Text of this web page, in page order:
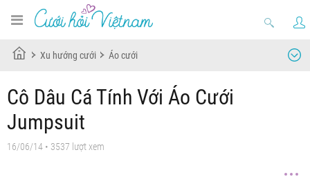
Xu hướng cưới Áo cưới
Cô Dâu Cá Tính Với Áo Cưới
Jumpsuit
16/06/14 • 3537 lượt xem